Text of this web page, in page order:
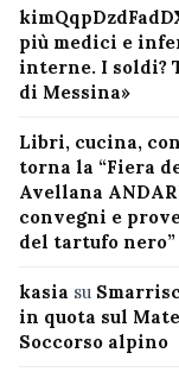
più medici e
interne. I soldi?
di Messina»
Libri, cucina,
torna la “Fiera
Avellana
convegni e
del tartufo
kasia su
in quota sul
Soccorso alpino